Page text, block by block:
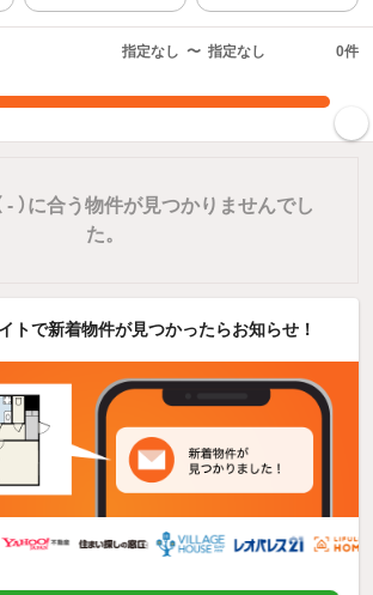
指定なし 〜 指定なし 0件
-）に合う物件が見つかりませんでし
た。
トで新着物件が見つかったらお知らせ！